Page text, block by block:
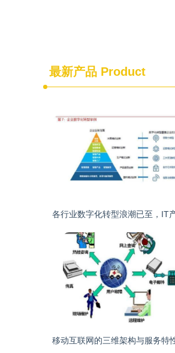
最新产品 Product